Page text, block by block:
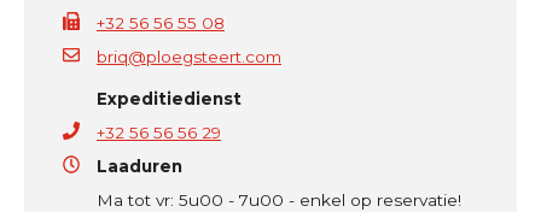
+32 56 56 55 08
briq@ploegsteert.com
Expeditiedienst
+32 56 56 56 29
Laaduren
Ma tot vr: 5u00 - 7u00 - enkel op reservatie!